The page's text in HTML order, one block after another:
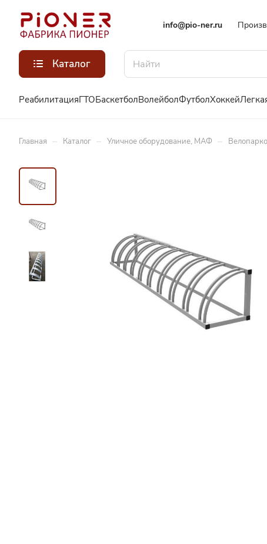
info@pio-ner.ru
Каталог
РеабилитацияГТОБаскетболВолейболФутболХоккей
Главная – Каталог – Уличное оборудование, МАФ –